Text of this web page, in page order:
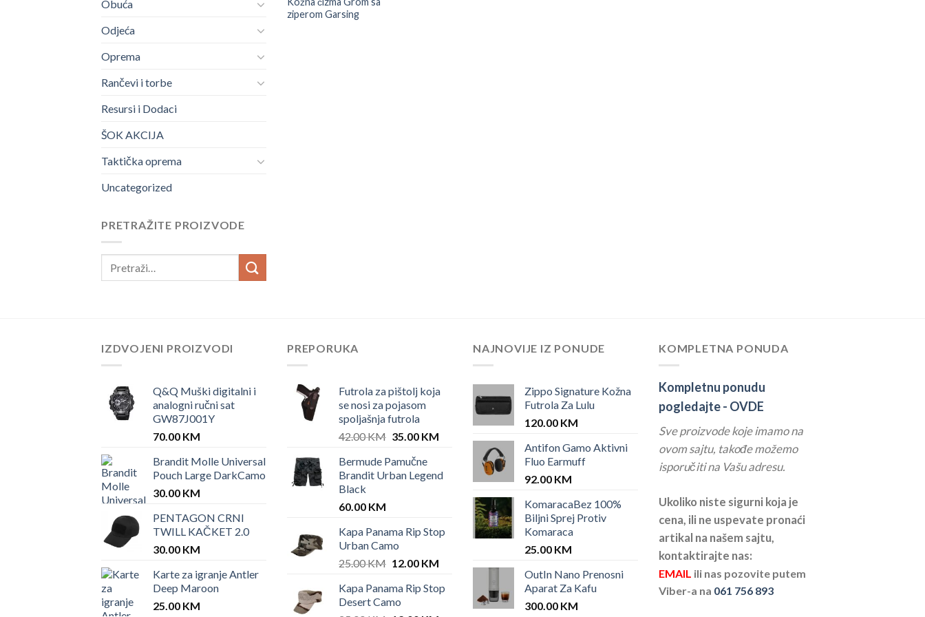
Obuća
Odjeća
Oprema
Rančevi i torbe
Resursi i Dodaci
ŠOK AKCIJA
Taktička oprema
Uncategorized
PRETRAŽITE PROIZVODE
ziperom Garsing
IZDVOJENI PROIZVODI
Q&Q Muški digitalni i
analogni ručni sat
GW87J001Y
70.00 KM
Brandit Molle Universal
Pouch Large DarkCamo
30.00 KM
PENTAGON CRNI
TWILL KAČKET 2.0
30.00 KM
Karte za igranje Antler
Deep Maroon
25.00 KM
PREPORUKA
Futrola za pištolj koja
se nosi za pojasom
spoljašnja futrola
42.00KM Original
was:
42.00 KM.
35.00 KMCurrent
35.00 KM.
Bermude Pamučne
Brandit Urban Legend
Black
60.00 KM
Kapa Panama Rip Stop
Urban Camo
25.00KM Original
was:
25.00 KM.
12.00 KMCurrent
is:
12.00 KM.
Kapa Panama Rip Stop
Desert Camo
NAJNOVIJE IZ PONUDE
Zippo Signature Kožna
Futrola Za Lulu
120.00 KM
Antifon Gamo Aktivni
Fluo Earmuff
92.00 KM
KomaracaBez 100%
Biljni Sprej Protiv
Komaraca
25.00 KM
OutIn Nano Prenosni
Aparat Za Kafu
300.00 KM
KOMPLETNA PONUDA
Kompletnu ponudu
pogledajte - OVDE
Sve proizvode koje imamo na
ovom sajtu, takođe možemo
isporučiti na Vašu adresu.
Ukoliko niste sigurni koja je
cena, ili ne uspevate pronaći
artikal na našem sajtu,
kontaktirajte nas:
EMAIL ili nas pozovite putem
Viber-a na 061 756 893